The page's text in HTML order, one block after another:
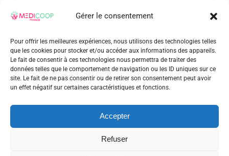
Gérer le consentement
Pour offrir les meilleures expériences, nous utilisons des technologies telles
que les cookies pour stocker et/ou accéder aux informations des appareils.
Le fait de consentir à ces technologies nous permettra de traiter des
données telles que le comportement de navigation ou les ID uniques sur ce
site. Le fait de ne pas consentir ou de retirer son consentement peut avoir
un effet négatif sur certaines caractéristiques et fonctions.
Accepter
Refuser
À propos de l'auteur :admin_patrick